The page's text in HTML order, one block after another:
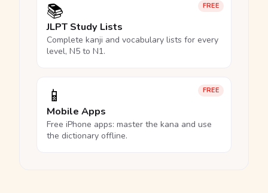
FREE
📚
JLPT Study Lists
Complete kanji and vocabulary lists for every
level, N5 to N1.
FREE
📱
Mobile Apps
Free iPhone apps: master the kana and use
the dictionary offline.